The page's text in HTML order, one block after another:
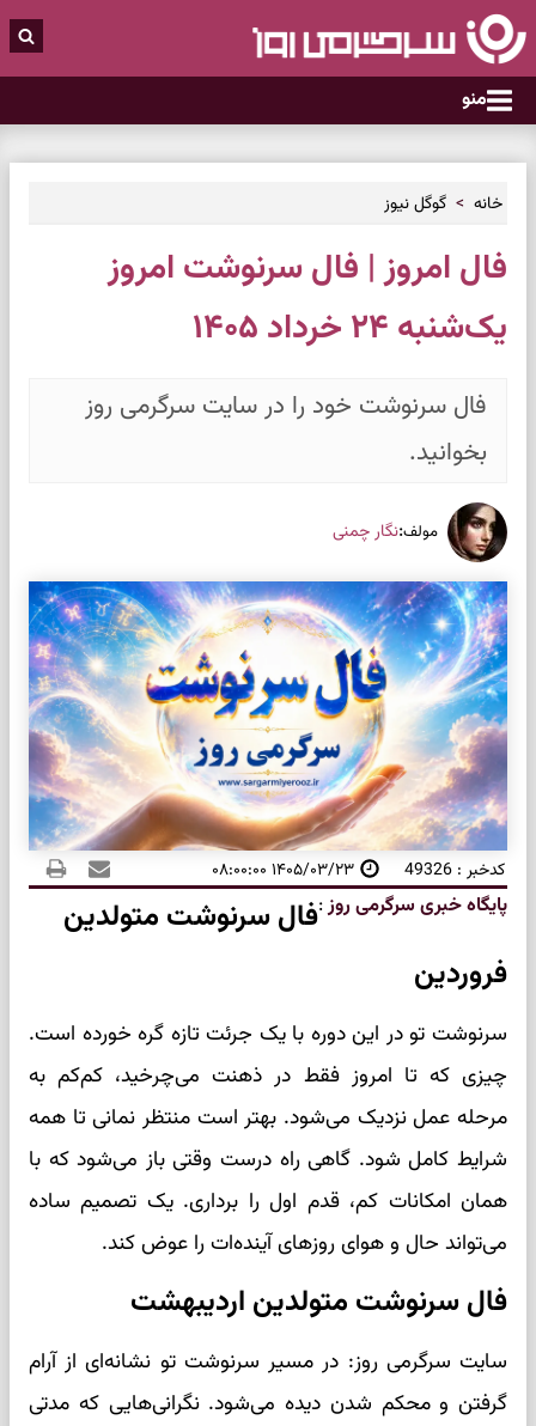
منو
خانه گوگل نیوز
فال امروز | فال سرنوشت امروز
یک‌شنبه ۲۴ خرداد ۱۴۰۵
فال سرنوشت خود را در سایت سرگرمی روز
بخوانید.
مولف:نگار چمنی
کدخبر : 49326 ۱۴۰۵/۰۳/۲۳ ۰۸:۰۰:۰۰
پایگاه خبری سرگرمی روز:فال سرنوشت متولدین
فروردین
سرنوشت تو در این دوره با یک جرئت تازه گره خورده است.
چیزی که تا امروز فقط در ذهنت می‌چرخید، کم‌کم به
مرحله عمل نزدیک می‌شود. بهتر است منتظر نمانی تا همه
شرایط کامل شود. گاهی راه درست وقتی باز می‌شود که با
همان امکانات کم، قدم اول را برداری. یک تصمیم ساده
می‌تواند حال و هوای روزهای آینده‌ات را عوض کند.
فال سرنوشت متولدین اردیبهشت
سایت سرگرمی روز: در مسیر سرنوشت تو نشانه‌ای از آرام
گرفتن و محکم شدن دیده می‌شود. نگرانی‌هایی که مدتی